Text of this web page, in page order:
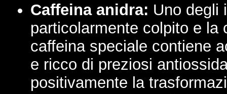
Caffeina anidra: Uno degli
particolarmente colpito e la
caffeina speciale contiene
e ricco di preziosi
positivamente la